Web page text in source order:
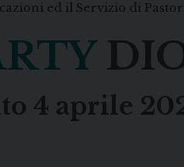
ed il Servizio di
4 aprile